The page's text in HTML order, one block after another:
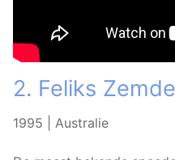
2. Feliks
1995 | Australie